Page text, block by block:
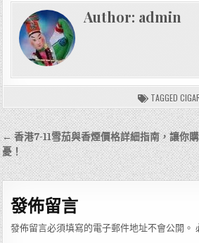
Author: admin
TAGGED
文
章
導
覽
← 香港7-11雪茄與香煙價格詳細指南，讓你
憂！
發佈留言
發佈留言必須填寫的電子郵件地址不會公開。